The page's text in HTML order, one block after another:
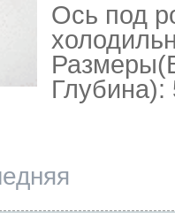
Ось под
Глубина):